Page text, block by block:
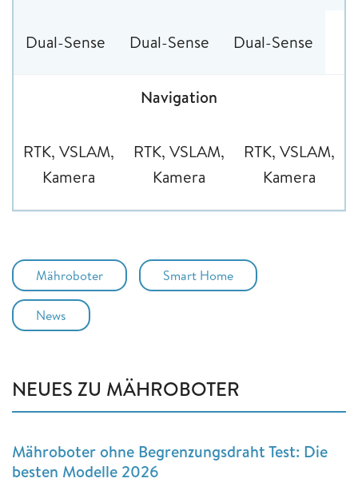
Dual-Sense Dual-Sense Dual-Sense
Navigation
RTK, VSLAM,
Kamera
RTK, VSLAM,
Kamera
RTK, VSLAM,
Kamera
Mähroboter Smart Home
News
NEUES ZU MÄHROBOTER
Mähroboter ohne Begrenzungsdraht Test: Die
besten Modelle 2026